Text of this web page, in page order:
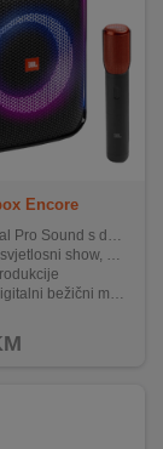
Encore
s dubokim basom
show, koji prati ritam
mikrofon za karaoke